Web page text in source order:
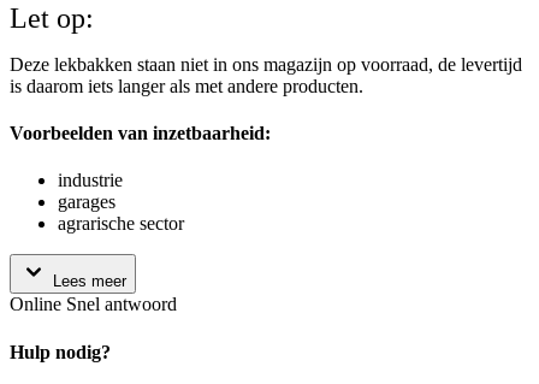
Let op:
Deze lekbakken staan niet in ons magazijn op voorraad, de levertijd
is daarom iets langer als met andere producten.
Voorbeelden van inzetbaarheid:
industrie
garages
agrarische sector
Lees meer
Online Snel antwoord
Hulp nodig?